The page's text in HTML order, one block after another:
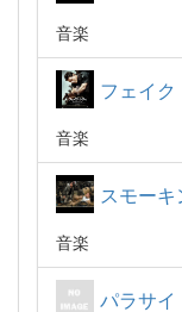
音楽
フェイ
音楽
スモーキ
音楽
パラサ